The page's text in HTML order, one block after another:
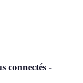
connectés -